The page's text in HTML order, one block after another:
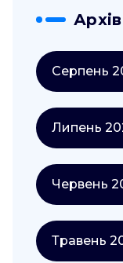
Серпень
Липень
Червень
Травень